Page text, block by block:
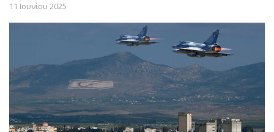
11 Ιουνίου 2025